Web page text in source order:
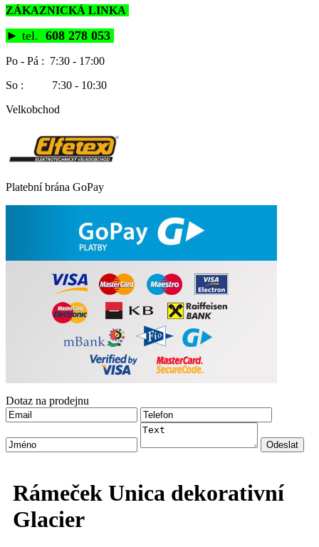
ZÁKAZNICKÁ LINKA
► tel. 608 278 053
Po - Pá : 7:30 - 17:00
So : 7:30 - 10:30
Velkobchod
Platební brána GoPay
Dotaz na prodejnu
Rámeček Unica dekorativní
Glacier